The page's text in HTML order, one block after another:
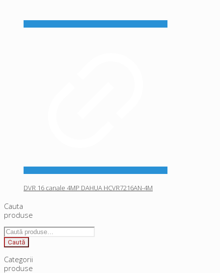
DVR 16 canale 4MP DAHUA HCVR7216AN-4M
Cauta
produse
Caută
după:
Caută
Categorii
produse